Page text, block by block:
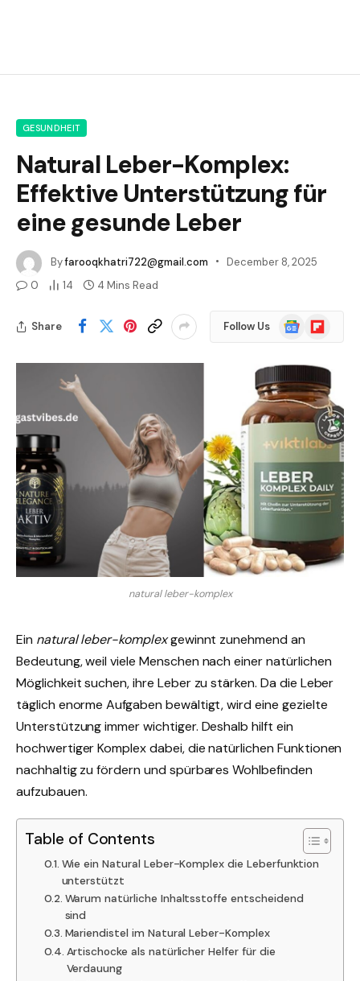
GESUNDHEIT
Natural Leber-Komplex:
Effektive Unterstützung für
eine gesunde Leber
Byfarooqkhatri722@gmail.com
December 8, 2025
0
14 4 Mins Read
Share Follow Us
Google
News
Flipboard
natural leber-komplex
Ein natural leber-komplexgewinnt zunehmend an
Bedeutung, weil viele Menschen nach einer natürlichen
Möglichkeit suchen, ihre Leber zu stärken. Da die Leber
täglich enorme Aufgaben bewältigt, wird eine gezielte
Unterstützung immer wichtiger. Deshalb hilft ein
hochwertiger Komplex dabei, die natürlichen Funktionen
nachhaltig zu fördern und spürbares Wohlbefinden
aufzubauen.
Table of Contents
Wie ein Natural Leber-Komplex die Leberfunktion
unterstützt
Warum natürliche Inhaltsstoffe entscheidend
sind
Mariendistel im Natural Leber-Komplex
Artischocke als natürlicher Helfer für die
Verdauung